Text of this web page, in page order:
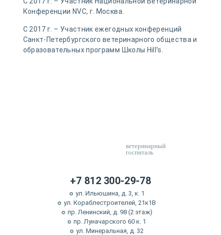
Конференции NVC, г. Москва.
С 2017 г. – Участник ежегодных конференций
Санкт-Петербургского ветеринарного общества и
образовательных программ Школы Hill's.
ветеринарный
госпиталь
+7 812 300-29-78
ул. Ильюшина, д. 3, к. 1
ул. Кораблестроителей, 21к1В
пр. Ленинский, д. 98 (2 этаж)
пр. Луначарского 60 к. 1
ул. Минеральная, д. 32